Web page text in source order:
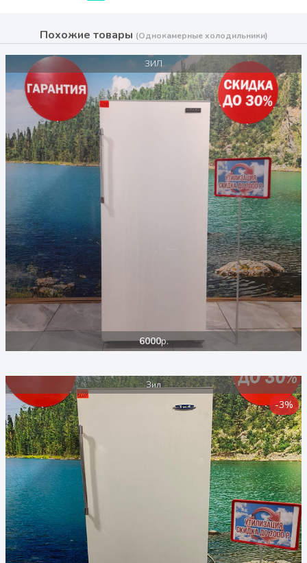
Похожие товары (Однокамерные холодильники)
ЗИЛ
6000р.
Зил
-3%